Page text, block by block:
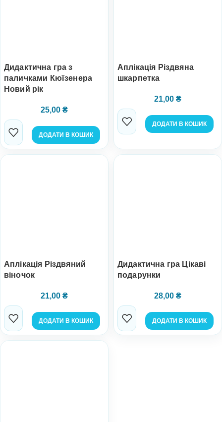
Дидактична гра з
паличками Кюїзенера
Новий рік
25,00 ₴
ДОДАТИ В КОШИК
Аплікація Різдвяна
шкарпетка
21,00 ₴
ДОДАТИ В КОШИК
Аплікація Різдвяний
віночок
21,00 ₴
ДОДАТИ В КОШИК
Дидактична гра Цікаві
подарунки
28,00 ₴
ДОДАТИ В КОШИК